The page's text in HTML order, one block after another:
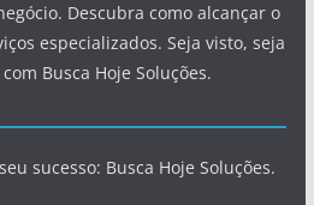
Descubra como alcançar o
especializados. Seja visto, seja
Busca Hoje Soluções.
sucesso: Busca Hoje Soluções.